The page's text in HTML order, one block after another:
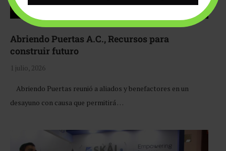
Abriendo Puertas A.C., Recursos para
construir futuro
1 julio, 2026
Abriendo Puertas reunió a aliados y benefactores en un
desayuno con causa que permitirá …